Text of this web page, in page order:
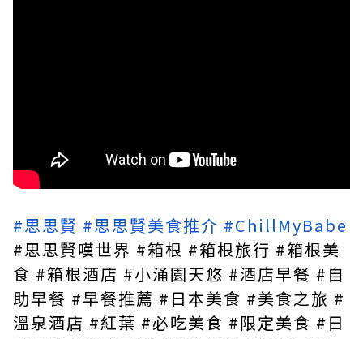
#思思賢 #思思賢美食推介 #ChillMyBabe
#思思賢嘆世界 #箱根 #箱根旅行 #箱根美
食 #箱根酒店 #小涌園天悠 #酒店早餐 #自
助早餐 #早餐推薦 #日本美食 #美食之旅 #
溫泉酒店 #紅葉 #必吃美食 #限定美食 #日